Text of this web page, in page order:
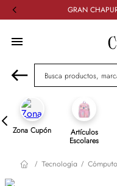
GRAN
Busca productos,
Zona Cupón Artículos
Escolares
Tecnología Cómputo